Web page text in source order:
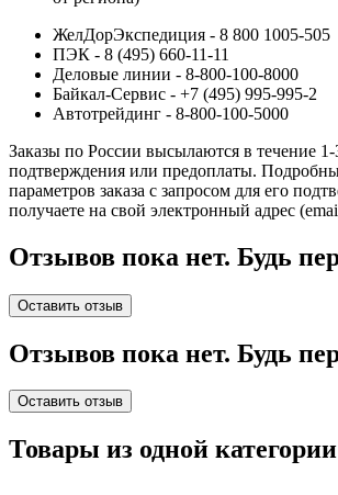
ЖелДорЭкспедиция - 8 800 1005-505
ПЭК - 8 (495) 660-11-11
Деловые линии - 8-800-100-8000
Байкал-Сервис - +7 (495) 995-995-2
Автотрейдинг - 8-800-100-5000
Заказы по России высылаются в течение
подтверждения или предоплаты.
параметров заказа с запросом для его
получаете на свой электронный адрес
Отзывов пока нет. Будь
Оставить отзыв
Отзывов пока нет. Будь
Оставить отзыв
Товары из одной категории